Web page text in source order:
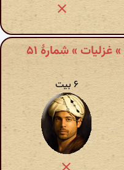
» شمارهٔ ۵۱
۶ بیت